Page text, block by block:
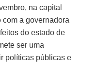
na capital
a governadora
do estado de
ser uma
políticas públicas e